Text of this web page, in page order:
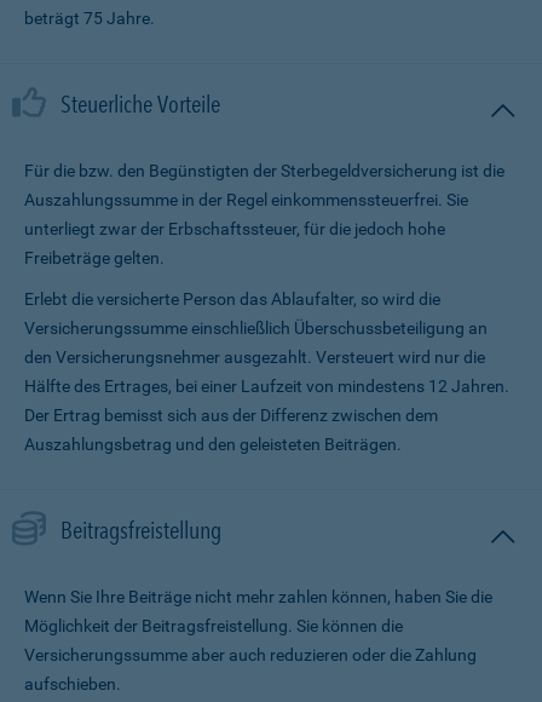
beträgt 75 Jahre.
Steuerliche Vorteile
Für die bzw. den Begünstigten der Sterbegeldversicherung ist die
Auszahlungssumme in der Regel einkommenssteuerfrei. Sie
unterliegt zwar der Erbschaftssteuer, für die jedoch hohe
Freibeträge gelten.
Erlebt die versicherte Person das Ablaufalter, so wird die
Versicherungssumme ein­schließlich Überschussbeteiligung an
den Versicherungsnehmer ausgezahlt. Versteuert wird nur die
Hälfte des Ertrages, bei einer Laufzeit von mindestens 12 Jahren.
Der Ertrag bemisst sich aus der Differenz zwischen dem
Auszahlungsbetrag und den geleisteten Beiträgen.
Beitragsfreistellung
Wenn Sie Ihre Beiträge nicht mehr zahlen können, haben Sie die
Möglichkeit der Beitragsfreistellung. Sie können die
Versicherungssumme aber auch reduzieren oder die Zahlung
aufschieben.